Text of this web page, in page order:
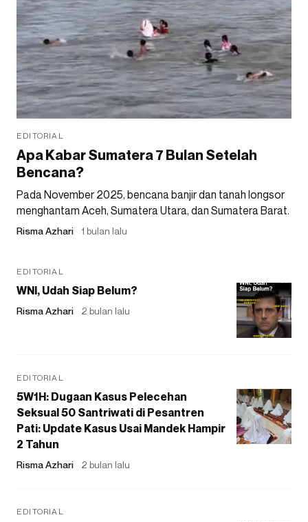
EDITORIAL
Apa Kabar Sumatera 7 Bulan Setelah
Bencana?
Pada November 2025, bencana banjir dan tanah longsor
menghantam Aceh, Sumatera Utara, dan Sumatera Barat.
Risma Azhari 1 bulan lalu
EDITORIAL
WNI, Udah Siap Belum?
Risma Azhari 2 bulan lalu
EDITORIAL
5W1H: Dugaan Kasus Pelecehan
Seksual 50 Santriwati di Pesantren
Pati: Update Kasus Usai Mandek Hampir
2 Tahun
Risma Azhari 2 bulan lalu
EDITORIAL